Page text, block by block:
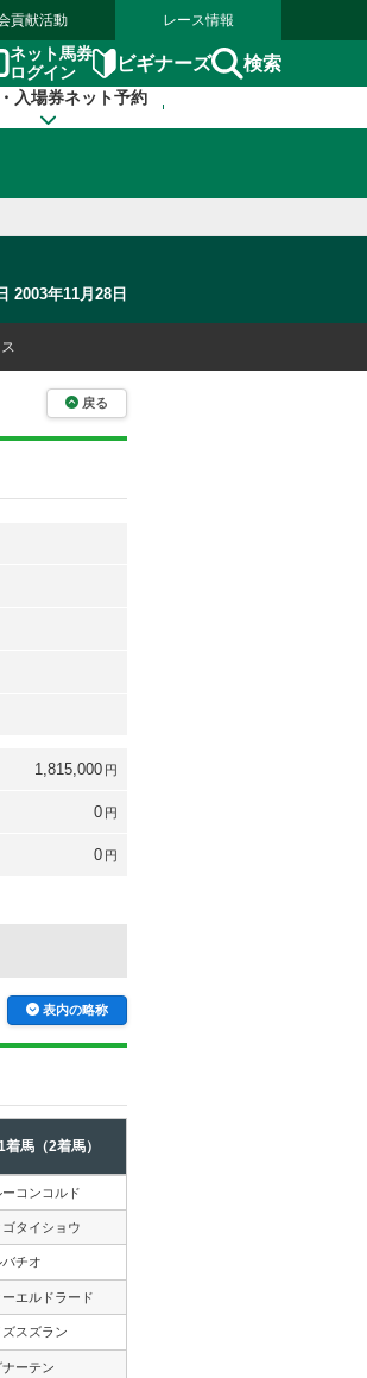
貢献活動 レース情報
ネット馬券
ログイン
ビギナーズ 検索
入場券ネット予約
2003年11月28日
戻る
1,815,000 円
0 円
0 円
表内の略称
着馬（2着馬）
ーコンコルド
ゴタイショウ
バチオ
ーエルドラード
ズスズラン
ナーテン